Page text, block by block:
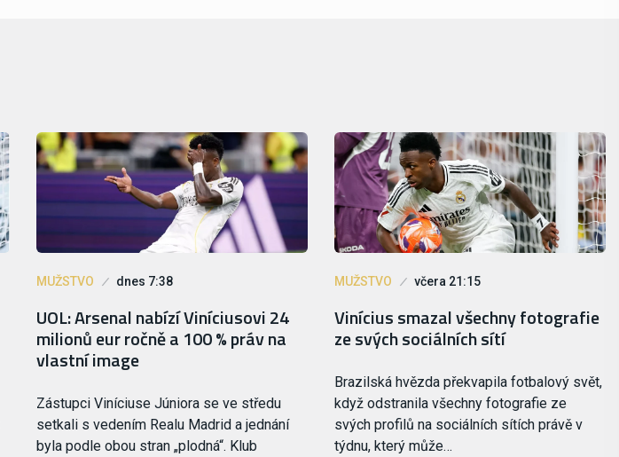
MUŽSTVO dnes 7:38
UOL: Arsenal nabízí Viníciusovi 24
milionů eur ročně a 100 % práv na
vlastní image
Zástupci Viníciuse Júniora se ve středu
setkali s vedením Realu Madrid a jednání
byla podle obou stran „plodná“. Klub
MUŽSTVO včera 21:15
Vinícius smazal všechny fotografie
ze svých sociálních sítí
Brazilská hvězda překvapila fotbalový svět,
když odstranila všechny fotografie ze
svých profilů na sociálních sítích právě v
týdnu, který může…